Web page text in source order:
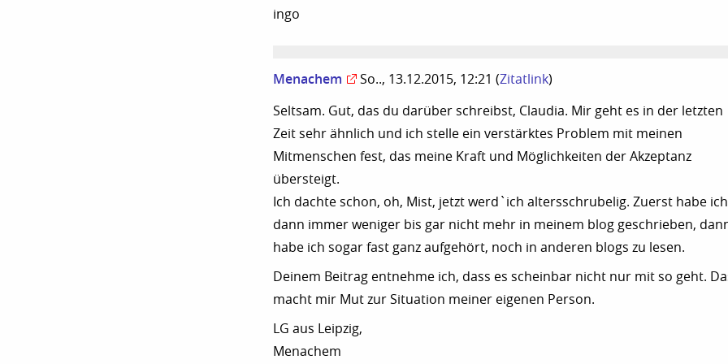
ingo
Menachem So.., 13.12.2015, 12:21 (Zitatlink)
Seltsam. Gut, das du darüber schreibst, Claudia. Mir geht es in der letzten
Zeit sehr ähnlich und ich stelle ein verstärktes Problem mit meinen
Mitmenschen fest, das meine Kraft und Möglichkeiten der Akzeptanz
übersteigt.
Ich dachte schon, oh, Mist, jetzt werd`ich altersschrubelig. Zuerst habe ich
dann immer weniger bis gar nicht mehr in meinem blog geschrieben,
habe ich sogar fast ganz aufgehört, noch in anderen blogs zu lesen.
Deinem Beitrag entnehme ich, dass es scheinbar nicht nur mit so geht.
macht mir Mut zur Situation meiner eigenen Person.
LG aus Leipzig,
Menachem